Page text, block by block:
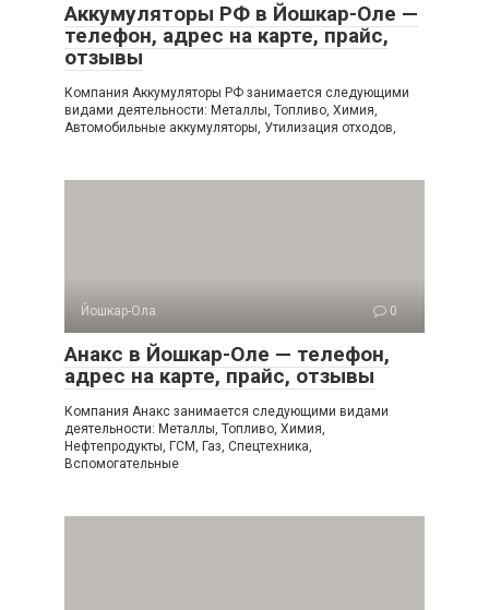
Аккумуляторы РФ в Йошкар-Оле —
телефон, адрес на карте, прайс,
отзывы
Компания Аккумуляторы РФ занимается следующими
видами деятельности: Металлы, Топливо, Химия,
Автомобильные аккумуляторы, Утилизация отходов,
Йошкар-Ола 0
Анакс в Йошкар-Оле — телефон,
адрес на карте, прайс, отзывы
Компания Анакс занимается следующими видами
деятельности: Металлы, Топливо, Химия,
Нефтепродукты, ГСМ, Газ, Спецтехника,
Вспомогательные